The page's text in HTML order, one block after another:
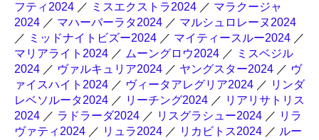
フティ2024 ／ ミスエクストラ2024 ／ マラクージャ
2024 ／ マハーバーラタ2024 ／ マルシュロレーヌ2024
／ ミッドナイトビズー2024 ／ マイティースルー2024 ／
マリアライト2024 ／ ムーングロウ2024 ／ ミスベジル
2024 ／ ヴァルキュリア2024 ／ ヤングスター2024 ／ ヴ
ァイスハイト2024 ／ ヴィータアレグリア2024 ／ リンダ
レベソルータ2024 ／ リーチング2024 ／ リアリサトリス
2024 ／ ラドラーダ2024 ／ リスグラシュー2024 ／ リラ
ヴァティ2024 ／ リュラ2024 ／ リカビトス2024 ／ ルー